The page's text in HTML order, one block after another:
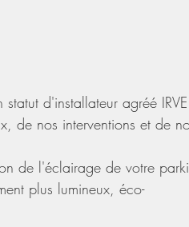
d'installateur agréé IRVE
de nos interventions et de
de l'éclairage de votre
plus lumineux, éco-